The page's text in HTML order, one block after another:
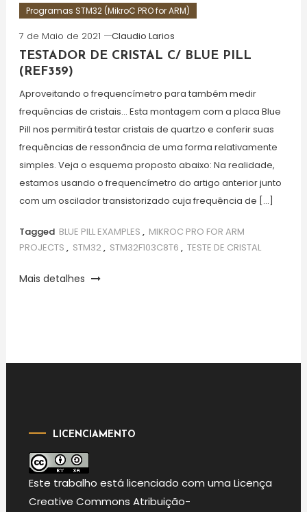
Programas STM32 (MikroC PRO for ARM)
7 de Maio de 2021
Claudio Larios
TESTADOR DE CRISTAL C/ BLUE PILL
(REF359)
Aproveitando o frequencímetro para também medir
frequências de cristais… Esta montagem com a placa Blue
Pill nos permitirá testar cristais de quartzo e conferir suas
frequências de ressonância de uma forma relativamente
simples. Veja o esquema proposto abaixo: Na realidade,
estamos usando o frequencímetro do artigo anterior junto
com um oscilador transistorizado cuja frequência de […]
Tagged BLUE PILL EXAMPLES , MIKROC PRO FOR ARM
PROJECTS , STM32, STM32F103C8T6 , TESTE DE CRISTAL
Mais detalhes
LICENCIAMENTO
Este trabalho está licenciado com uma Licença
Creative Commons Atribuição-